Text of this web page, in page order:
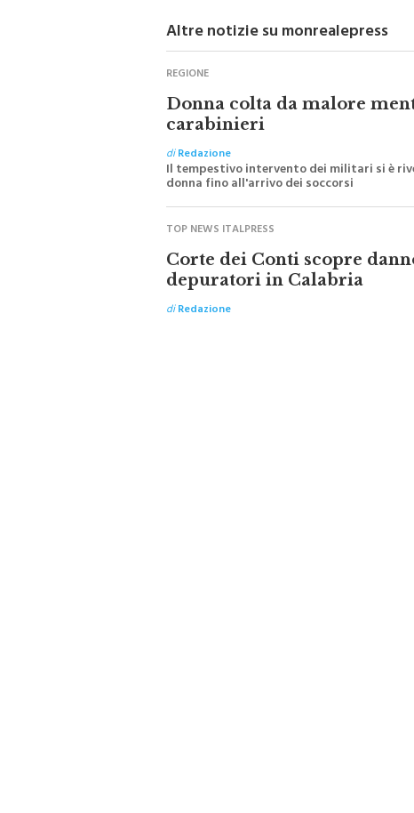
Altre notizie su monrealepress
REGIONE
Donna colta da malore
carabinieri
diRedazione
Il tempestivo intervento dei militari si è
donna fino all'arrivo dei soccorsi
TOP NEWS ITALPRESS
Corte dei Conti scopre
depuratori in Calabria
diRedazione